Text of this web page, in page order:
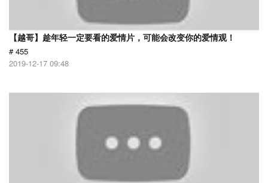
【越哥】趁年轻一定要看的爱情片，可能会改变你的爱情观！
# 455
2019-12-17 09:48